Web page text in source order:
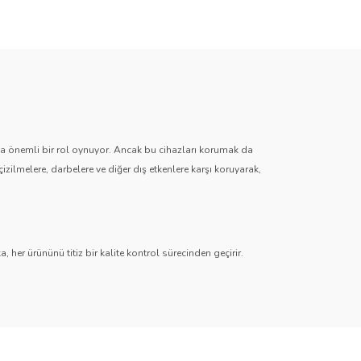
önemli bir rol oynuyor. Ancak bu cihazları korumak da
darbelere ve diğer dış etkenlere karşı koruyarak,
her ürününü titiz bir kalite kontrol sürecinden geçirir.
sistemlerinden dijital gösterge ekranlarına kadar her